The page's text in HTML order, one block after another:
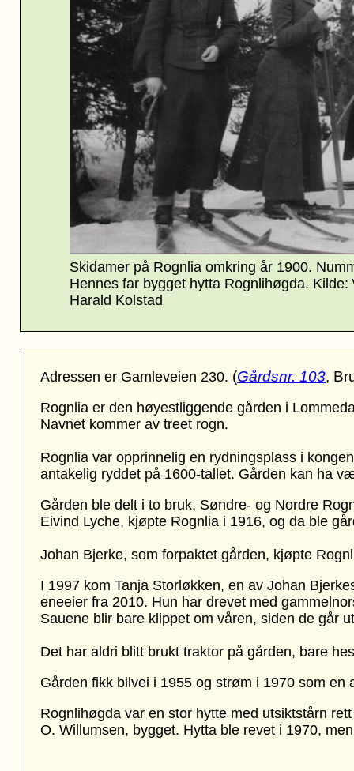
Adressen er Gamleveien 230. (Gårdsnr. 103,
Rognlia er den høyestliggende gården i
Navnet kommer av treet rogn.
Rognlia var opprinnelig en rydningsplass i
antakelig ryddet på 1600-tallet. Gården kan ha
Gården ble delt i to bruk, Søndre- og Nordre
Eivind Lyche, kjøpte Rognlia i 1916, og da ble
Johan Bjerke, som forpaktet gården, kjøpte
I 1997 kom Tanja Storløkken, en av Johan
eneeier fra 2010. Hun har drevet med
Sauene blir bare klippet om våren, siden de går
Det har aldri blitt brukt traktor på gården, bare
Gården fikk bilvei i 1955 og strøm i 1970 som
Rognlihøgda var en stor hytte med utsiktstårn
O. Willumsen, bygget. Hytta ble revet i 1970,
Skidamer på Rognlia omkring år 1900.
Hennes far bygget hytta Rognlihøgda. Kilde:
Harald Kolstad